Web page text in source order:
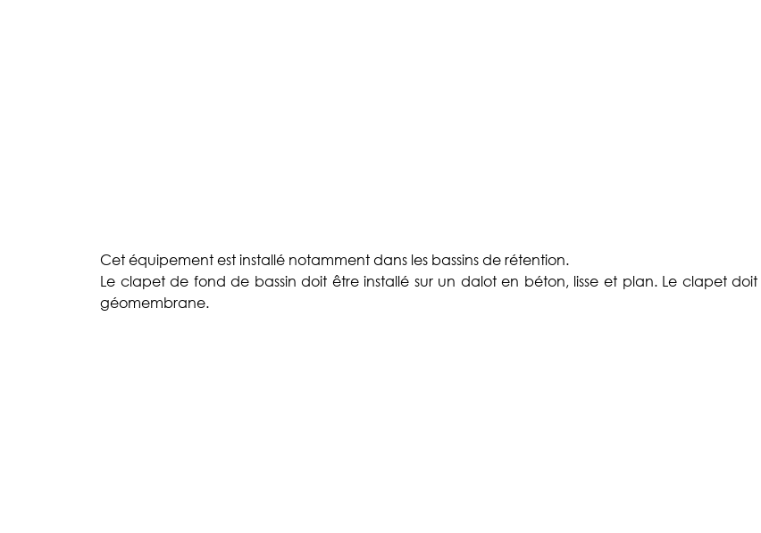
Cet équipement est installé notamment dans les bassins de rétention.
Le clapet de fond de bassin doit être installé sur un dalot en béton, lisse et plan. Le clapet
géomembrane.